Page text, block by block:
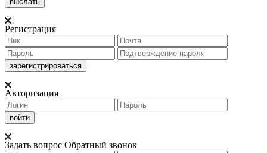
Регистрация
Авторизация
Задать вопрос Обратный звонок